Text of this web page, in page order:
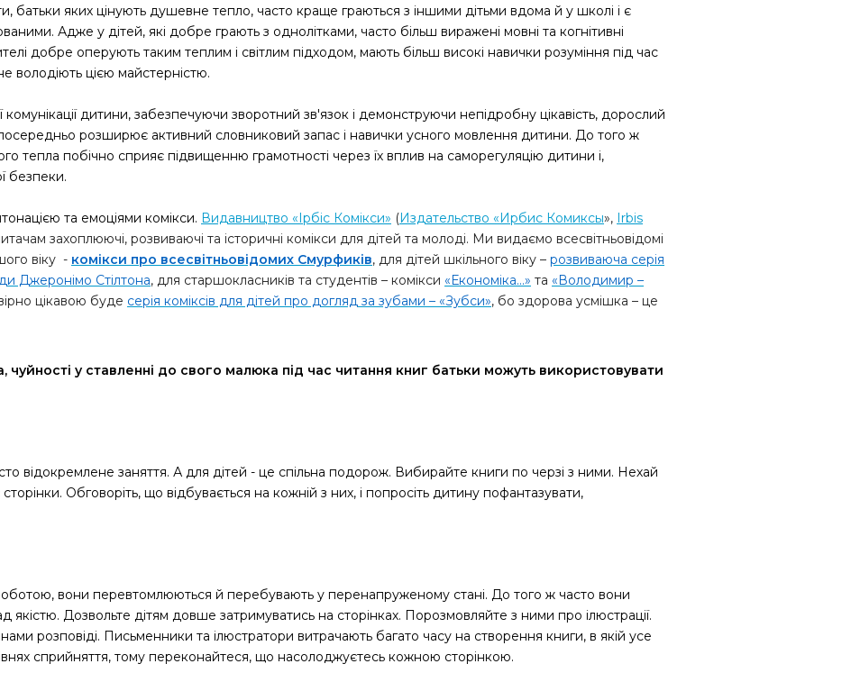
батьки яких цінують душевне тепло, часто краще граються з іншими дітьми вдома й у школі і є
Адже у дітей, які добре грають з однолітками, часто більш виражені мовні та когнітивні
добре оперують таким теплим і світлим підходом, мають більш високі навички розуміння під час
володіють цією майстерністю.
дитини, забезпечуючи зворотний зв'язок і демонструючи непідробну цікавість, дорослий
розширює активний словниковий запас і навички усного мовлення дитини. До того ж
тепла побічно сприяє підвищенню грамотності через їх вплив на саморегуляцію дитини і,
безпеки.
та емоціями комікси. Видавництво «Ірбіс Комікси» (Издательство «Ирбис Комиксы», Irbis
захоплюючі, розвиваючі та історичні комікси для дітей та молоді. Ми видаємо всесвітньовідомі
віку - комікси про всесвітньовідомих Смурфиків, для дітей шкільного віку – розвиваюча серія
Джеронімо Стілтона, для старшокласників та студентів – комікси «Економіка...» та «Володимир –
цікавою буде серія коміксів для дітей про догляд за зубами – «Зубси», бо здорова усмішка – це
чуйності у ставленні до свого малюка під час читання книг батьки можуть використовувати
відокремлене заняття. А для дітей - це спільна подорож. Вибирайте книги по черзі з ними. Нехай
Обговоріть, що відбувається на кожній з них, і попросіть дитину пофантазувати,
вони перевтомлюються й перебувають у перенапруженому стані. До того ж часто вони
якістю. Дозвольте дітям довше затримуватись на сторінках. Порозмовляйте з ними про ілюстрації.
розповіді. Письменники та ілюстратори витрачають багато часу на створення книги, в якій усе
сприйняття, тому переконайтеся, що насолоджуєтесь кожною сторінкою.